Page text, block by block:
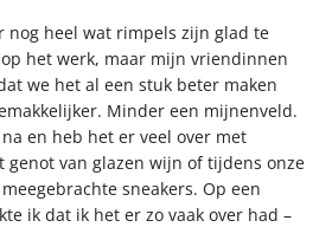
nog heel wat rimpels zijn glad te
het werk, maar mijn vriendinnen
we het al een stuk beter maken
Minder een mijnenveld.
en heb het er veel over met
van glazen wijn of tijdens onze
sneakers. Op een
ik dat ik het er zo vaak over had –